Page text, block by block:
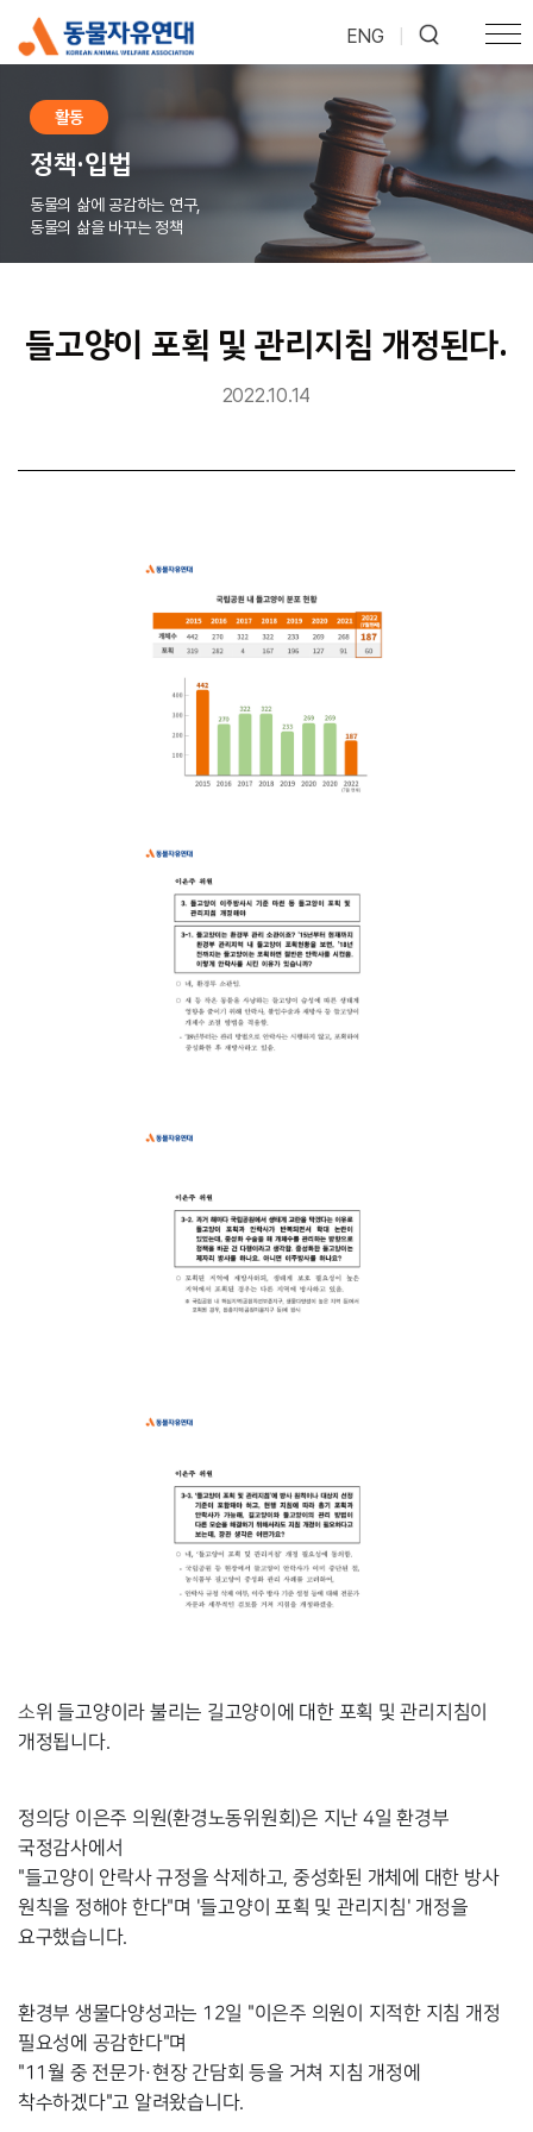
ENG
활동
정책·입법
동물의 삶에 공감하는 연구,
동물의 삶을 바꾸는 정책
들고양이 포획 및 관리지침 개정된다.
2022.10.14
소위 들고양이라 불리는 길고양이에 대한 포획 및 관리지침이
개정됩니다.
정의당 이은주 의원(환경노동위원회)은 지난 4일 환경부
"들고양이 안락사 규정을 삭제하고, 중성화된 개체에 대한 방사
원칙을 정해야 한다"며 '들고양이 포획 및 관리지침' 개정을
요구했습니다.
환경부 생물다양성과는 12일 "이은주 의원이 지적한 지침 개정
필요성에 공감한다"며
"11월 중 전문가·현장 간담회 등을 거쳐 지침 개정에
착수하겠다"고 알려왔습니다.